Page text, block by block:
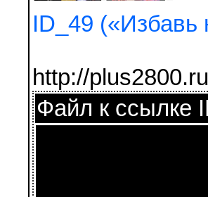
ID_49 («Избавь
http://
Файл к ссылке